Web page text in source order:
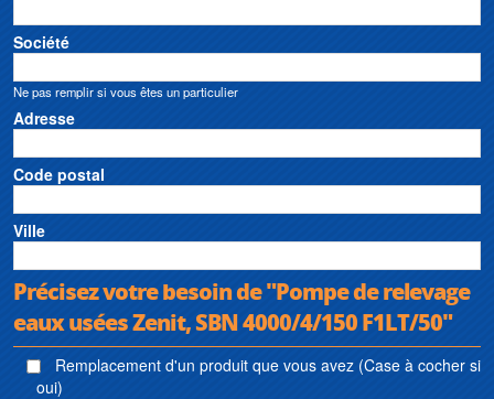
Société
Ne pas remplir si vous êtes un particulier
Adresse
Code postal
Ville
Précisez votre besoin de "Pompe de relevage
eaux usées Zenit, SBN 4000/4/150 F1LT/50"
Remplacement d'un produit que vous avez (Case à cocher si
oui)